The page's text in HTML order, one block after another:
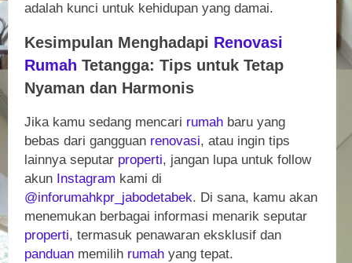
adalah kunci untuk kehidupan yang damai.
Kesimpulan Menghadapi Renovasi
Rumah Tetangga: Tips untuk Tetap
Nyaman dan Harmonis
Jika kamu sedang mencari rumah baru yang
bebas dari gangguan renovasi, atau ingin tips
lainnya seputar properti, jangan lupa untuk follow
akun Instagram kami di
@inforumahkpr_jabodetabek. Di sana, kamu akan
menemukan berbagai informasi menarik seputar
properti, termasuk penawaran eksklusif dan
panduan memilih rumah yang tepat.